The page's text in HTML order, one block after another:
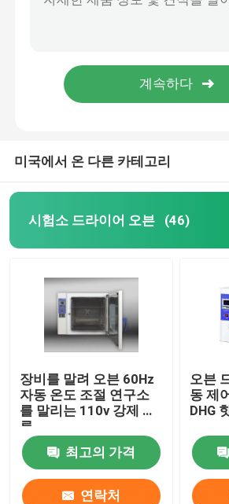
미국에서 온 다른 카테고리
시험소 드라이어 오븐 (46)
장비를 말려 오븐 60Hz
자동 온도 조절 연구소
를 말리는 110v 강제 대
류
최고의 가격
연락처
오븐
동 제
DHG